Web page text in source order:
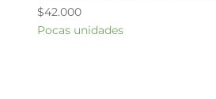
$42.000
Pocas unidades